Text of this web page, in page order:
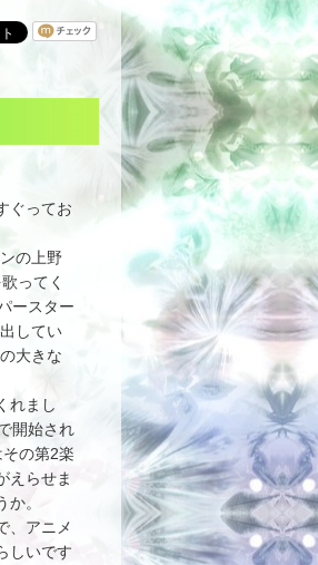
ぐってお
の上野
ってく
ースター
してい
大きな
れまし
開始され
の第2楽
えらせま
。
、アニメ
しいです